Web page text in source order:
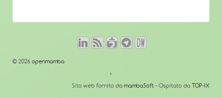
© 2026 openmamba
↑
Sito web fornito da mambaSoft - Ospitato da TOP-IX